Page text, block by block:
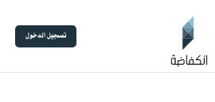
تسجيل الدخول